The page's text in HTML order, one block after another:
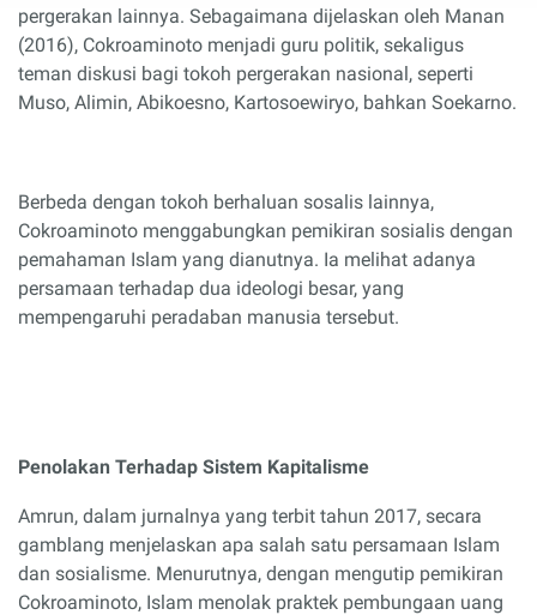
pergerakan lainnya. Sebagaimana dijelaskan oleh Manan
(2016), Cokroaminoto menjadi guru politik, sekaligus
teman diskusi bagi tokoh pergerakan nasional, seperti
Muso, Alimin, Abikoesno, Kartosoewiryo, bahkan Soekarno.
Berbeda dengan tokoh berhaluan sosalis lainnya,
Cokroaminoto menggabungkan pemikiran sosialis dengan
pemahaman Islam yang dianutnya. Ia melihat adanya
persamaan terhadap dua ideologi besar, yang
mempengaruhi peradaban manusia tersebut.
Penolakan Terhadap Sistem Kapitalisme
Amrun, dalam jurnalnya yang terbit tahun 2017, secara
gamblang menjelaskan apa salah satu persamaan Islam
dan sosialisme. Menurutnya, dengan mengutip pemikiran
Cokroaminoto, Islam menolak praktek pembungaan uang